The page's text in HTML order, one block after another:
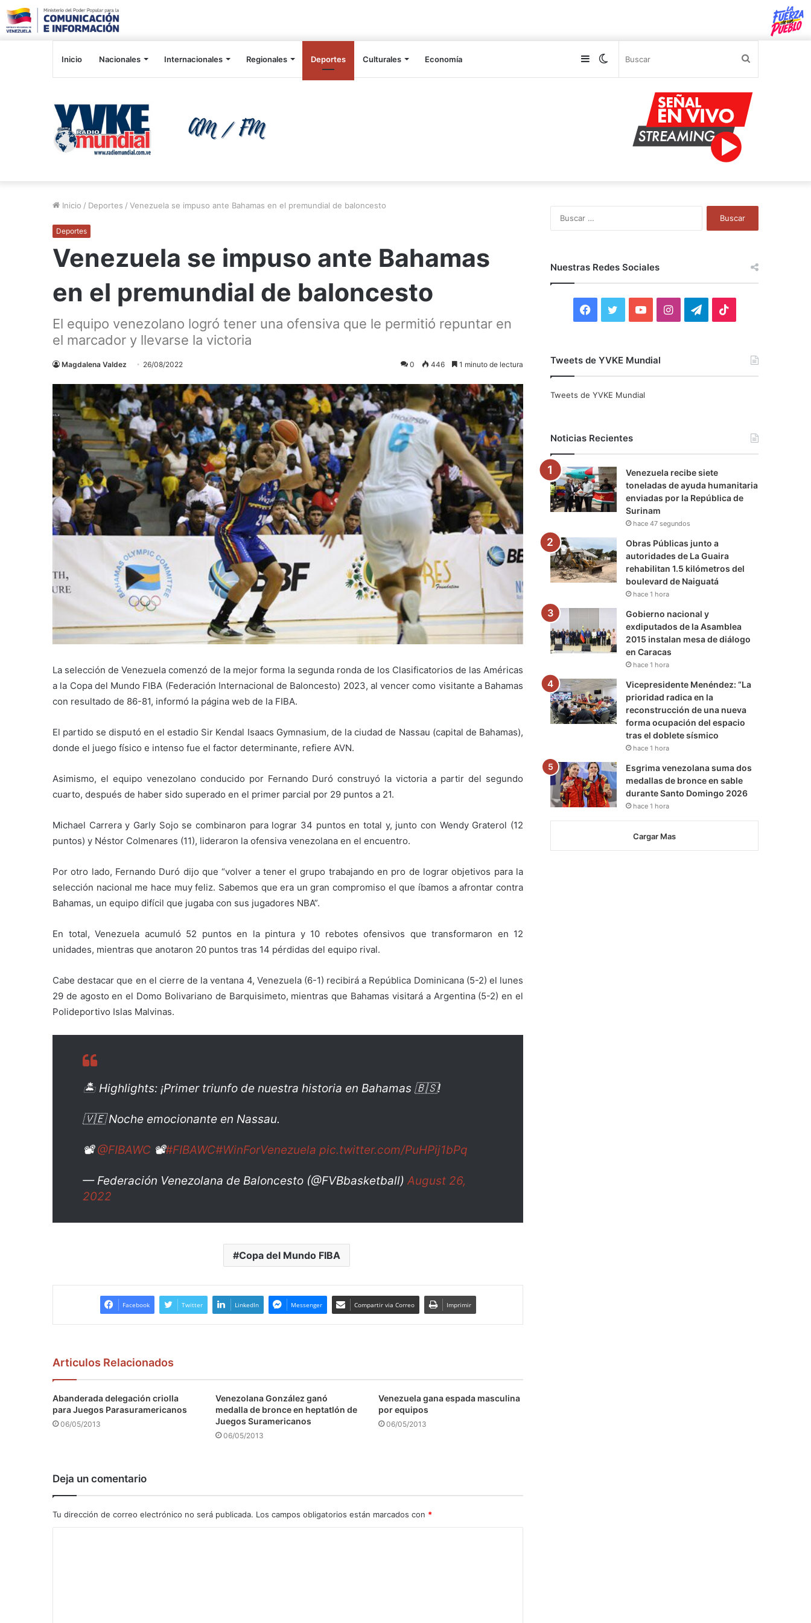
Inicio Nacionales Internacionales Regionales Deportes Culturales Economía Switch
Sidebar
Inicio / Deportes / Venezuela se impuso ante Bahamas en el premundial de baloncesto
Deportes
Venezuela se impuso ante Bahamas
en el premundial de baloncesto
El equipo venezolano logró tener una ofensiva que le permitió repuntar en
el marcador y llevarse la victoria
Magdalena Valdez 26/08/2022 0 446 1 minuto de lectura
La selección de Venezuela comenzó de la mejor forma la segunda ronda de los Clasificatorios de las Américas
a la Copa del Mundo FIBA (Federación Internacional de Baloncesto) 2023, al vencer como visitante a Bahamas
con resultado de 86-81, informó la página web de la FIBA.
El partido se disputó en el estadio Sir Kendal Isaacs Gymnasium, de la ciudad de Nassau (capital de Bahamas),
donde el juego físico e intenso fue el factor determinante, refiere AVN.
Asimismo, el equipo venezolano conducido por Fernando Duró construyó la victoria a partir del segundo
cuarto, después de haber sido superado en el primer parcial por 29 puntos a 21.
Michael Carrera y Garly Sojo se combinaron para lograr 34 puntos en total y, junto con Wendy Graterol (12
puntos) y Néstor Colmenares (11), lideraron la ofensiva venezolana en el encuentro.
Por otro lado, Fernando Duró dijo que “volver a tener el grupo trabajando en pro de lograr objetivos para la
selección nacional me hace muy feliz. Sabemos que era un gran compromiso el que íbamos a afrontar contra
Bahamas, un equipo difícil que jugaba con sus jugadores NBA”.
En total, Venezuela acumuló 52 puntos en la pintura y 10 rebotes ofensivos que transformaron en 12
unidades, mientras que anotaron 20 puntos tras 14 pérdidas del equipo rival.
Cabe destacar que en el cierre de la ventana 4, Venezuela (6-1) recibirá a República Dominicana (5-2) el lunes
29 de agosto en el Domo Bolivariano de Barquisimeto, mientras que Bahamas visitará a Argentina (5-2) en el
Polideportivo Islas Malvinas.
🏝️ Highlights: ¡Primer triunfo de nuestra historia en Bahamas 🇧🇸!
🇻🇪 Noche emocionante en Nassau.
📽️@FIBAWC 📽️#FIBAWC#WinForVenezuela pic.twitter.com/PuHPij1bPq
— Federación Venezolana de Baloncesto (@FVBbasketball) August 26,
2022
Copa del Mundo FIBA
Facebook Twitter LinkedIn Messenger Compartir via Correo Imprimir
Articulos Relacionados
Abanderada delegación criolla
para Juegos Parasuramericanos
06/05/2013
Venezolana González ganó
medalla de bronce en heptatlón de
Juegos Suramericanos
06/05/2013
Venezuela gana espada masculina
por equipos
06/05/2013
Deja un comentario
Tu dirección de correo electrónico no será publicada. Los campos obligatorios están marcados con *
Nuestras Redes Sociales
F
c
o
k
i
r
Y
u
e
I
r
a
m
T
a
m
Tweets de YVKE Mundial
Tweets de YVKE Mundial
Noticias Recientes
Venezuela recibe siete
toneladas de ayuda humanitaria
enviadas por la República de
Surinam
hace 47 segundos
Obras Públicas junto a
autoridades de La Guaira
rehabilitan 1.5 kilómetros del
boulevard de Naiguatá
hace 1 hora
Gobierno nacional y
exdiputados de la Asamblea
2015 instalan mesa de diálogo
en Caracas
hace 1 hora
Vicepresidente Menéndez: “La
prioridad radica en la
reconstrucción de una nueva
forma ocupación del espacio
tras el doblete sísmico
hace 1 hora
Esgrima venezolana suma dos
medallas de bronce en sable
durante Santo Domingo 2026
hace 1 hora
Cargar Mas